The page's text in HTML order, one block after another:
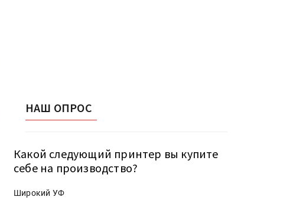
НАШ ОПРОС
Какой следующий принтер вы купите
себе на производство?
Широкий УФ